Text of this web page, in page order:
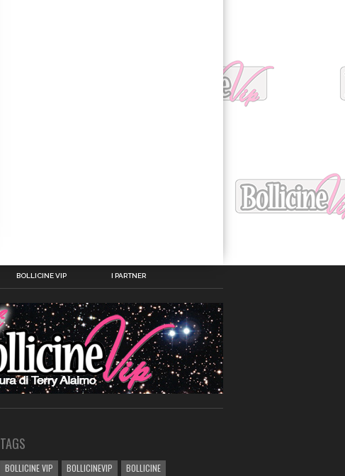
BOLLICINE VIP I PARTNER
TAGS
BOLLICINE VIP BOLLICINEVIP BOLLICINE